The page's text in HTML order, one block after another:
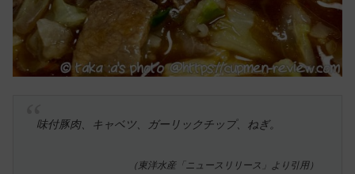
味付豚肉、キャベツ、ガーリックチップ、ねぎ。
（東洋水産「ニュースリリース」より引用）